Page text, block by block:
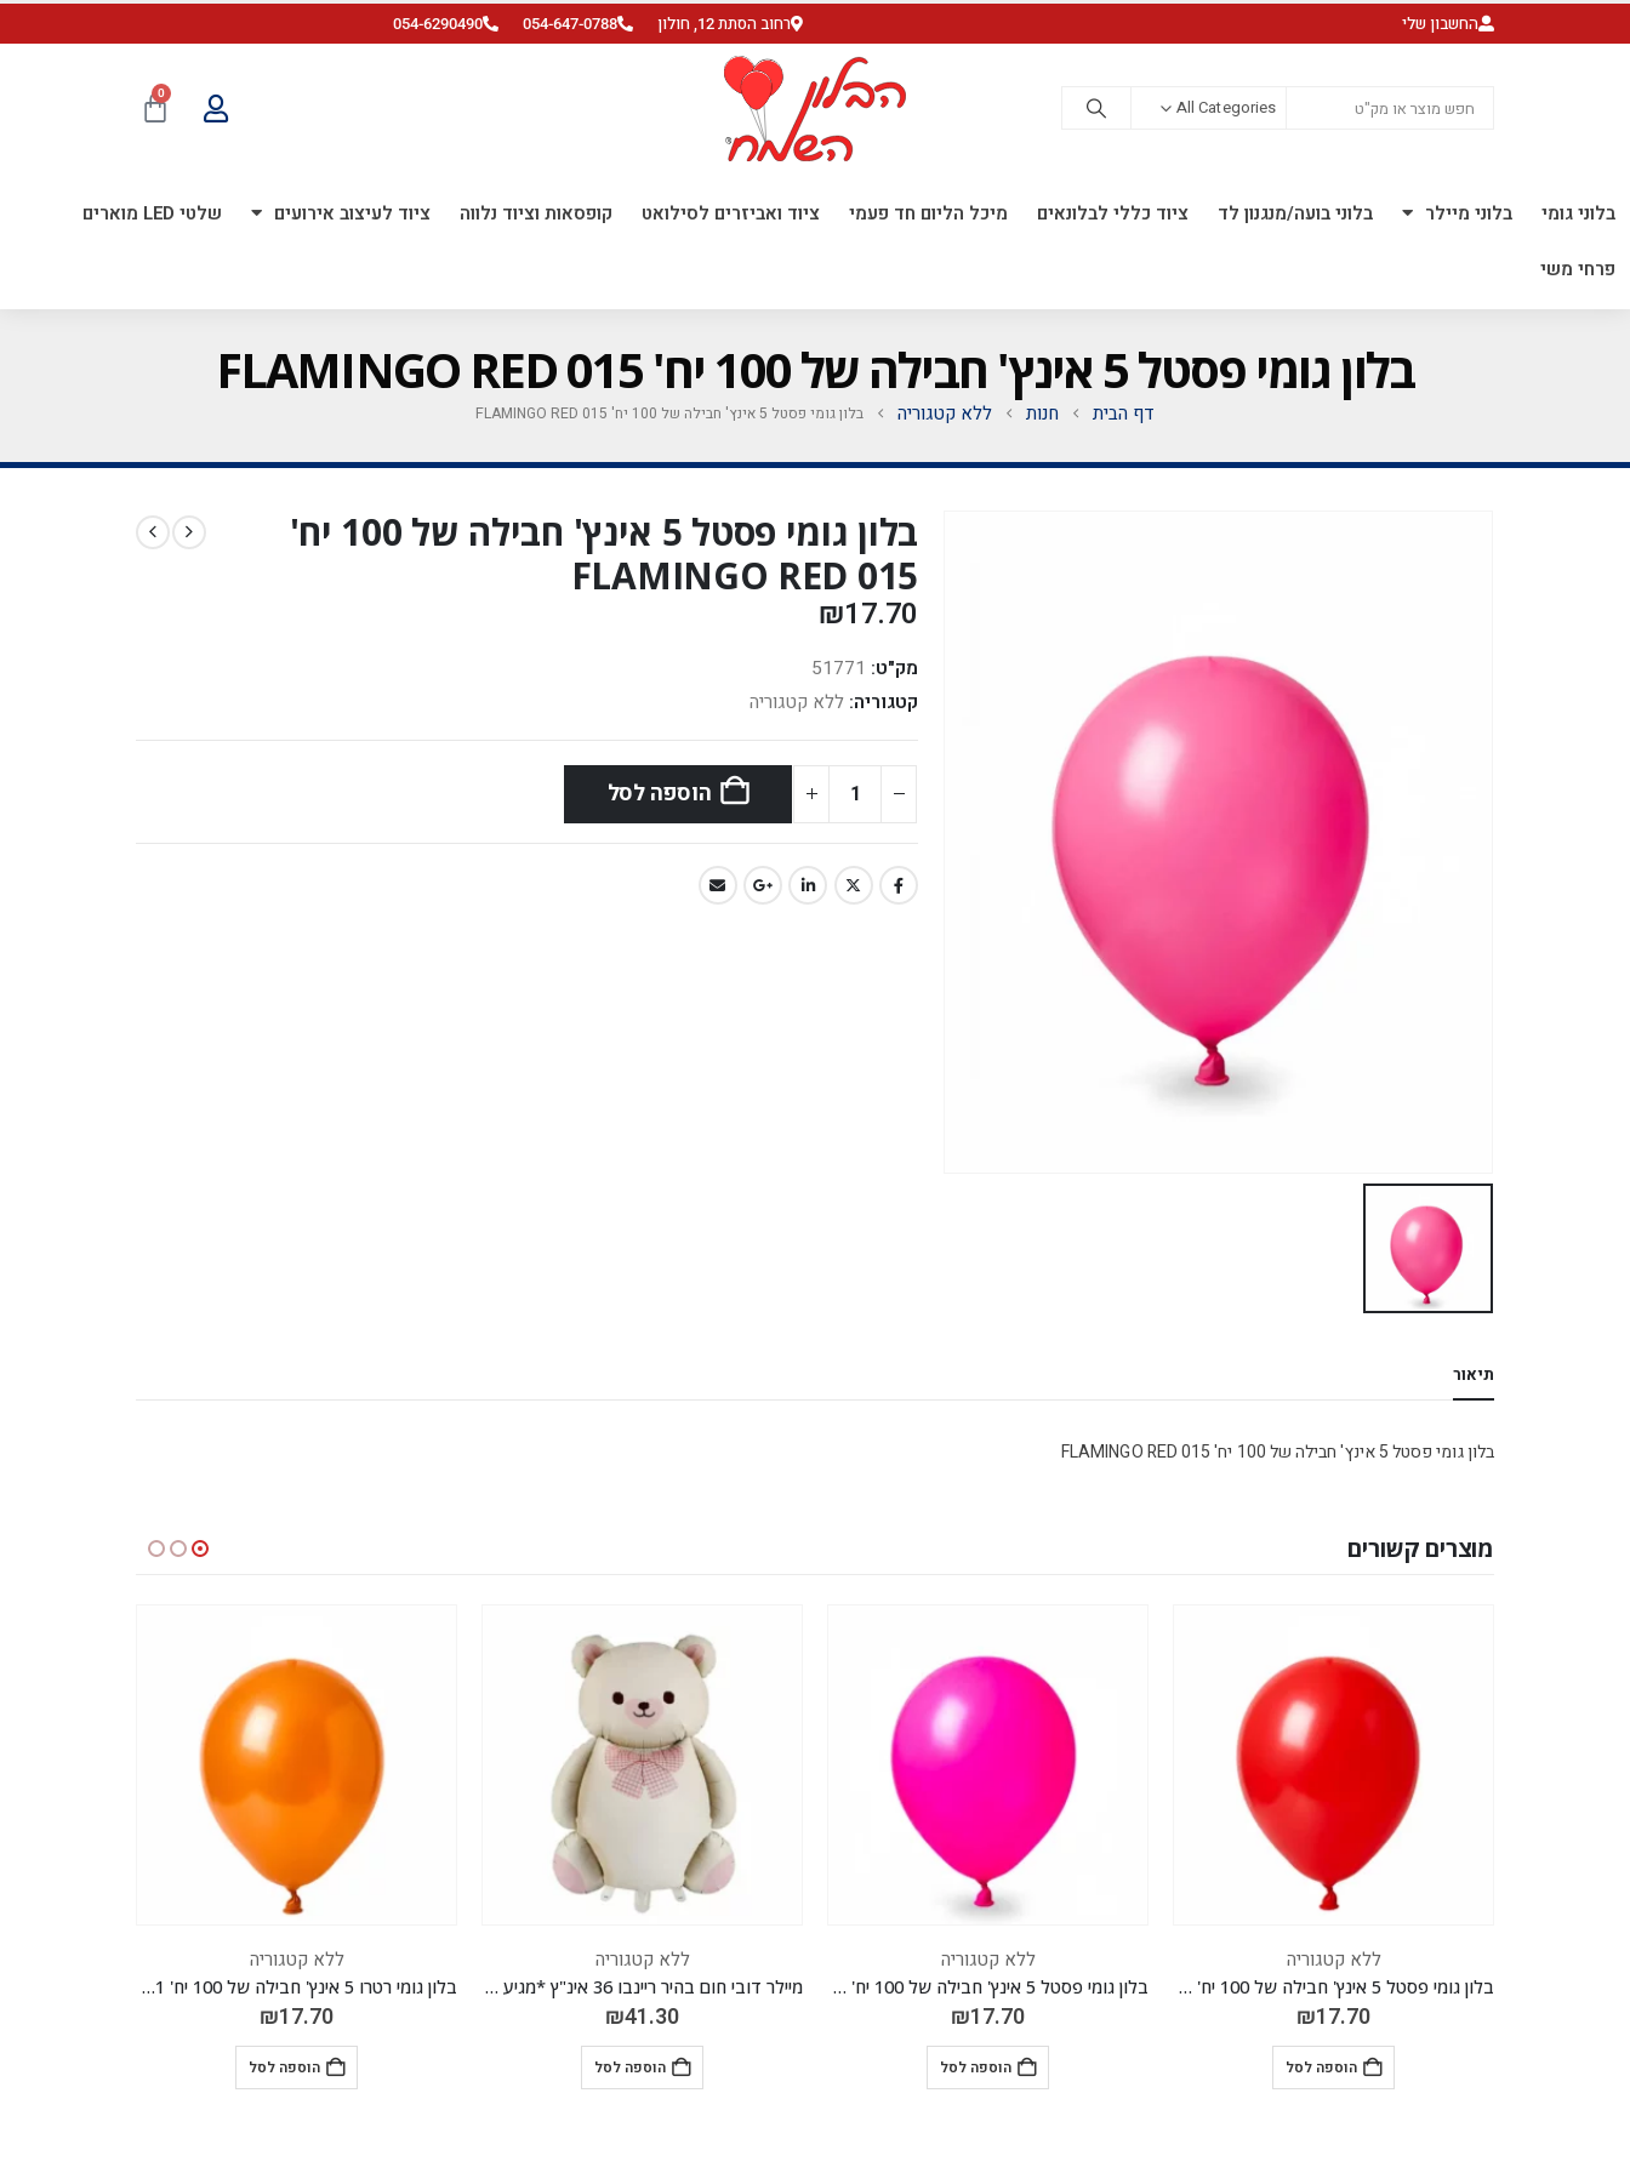
החשבון שלי רחוב הסתת 12, חולון 054-647-0788
054-6290490
All Categories
0
בלוני גומי בלוני מיילר בלוני בועה/מנגנון לד ציוד כללי לבלונאים מיכל הליום חד פעמי ציוד ואביזרים לסילואט קופסאות וציוד נלווה ציוד לעיצוב אירועים שלטי LED מוארים
פרחי משי
בלון גומי פסטל 5 אינץ' חבילה של 100 יח' FLAMINGO RED 015
דף הבית חנות ללא קטגוריה בלון גומי פסטל 5 אינץ' חבילה של 100 יח' FLAMINGO RED 015
בלון גומי פסטל 5 אינץ' חבילה של 100 יח'
FLAMINGO RED 015
₪17.70
מק"ט: 51771
קטגוריה: ללא קטגוריה
הוספה לסל
תיאור
בלון גומי פסטל 5 אינץ' חבילה של 100 יח' FLAMINGO RED 015
מוצרים קשורים
ללא קטגוריה
בלון גומי פסטל 5 אינץ' חבילה של 100 יח' BERRY 013
₪17.70
הוספה לסל
ללא קטגוריה
מיילר דובי חום בהיר ריינבו 36 אינ"ץ *מגיע בסיטונאות חבילה של 5 יח'*
₪41.30
הוספה לסל
ללא קטגוריה
בלון גומי רטרו 5 אינץ' חבילה של 100 יח' CARAMEL ORANGE 051
₪17.70
הוספה לסל
ללא קטגוריה
מיילר ענן ירוק ריינבו 32 אינ"ץ *מגיע בסיטונאות חבילה של 5 יח'*
₪41.30
הוספה לסל